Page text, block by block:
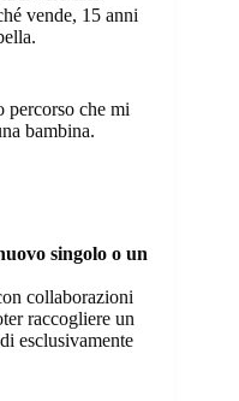
vende, 15 anni
percorso che mi
bambina.
singolo o un
collaborazioni
raccogliere un
esclusivamente